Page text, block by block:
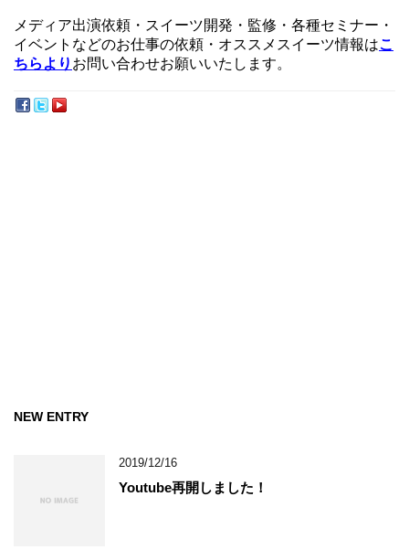
メディア出演依頼・スイーツ開発・監修・各種セミナー・
イベントなどのお仕事の依頼・オススメスイーツ情報はこ
ちらより お問い合わせお願いいたします。
NEW ENTRY
2019/12/16
Youtube再開しました！